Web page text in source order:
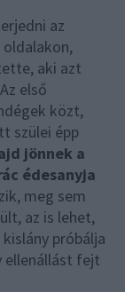
az
aki azt
első
közt,
szülei épp
jönnek a
édesanyja
meg sem
az is lehet,
próbálja
ellenállást fejt